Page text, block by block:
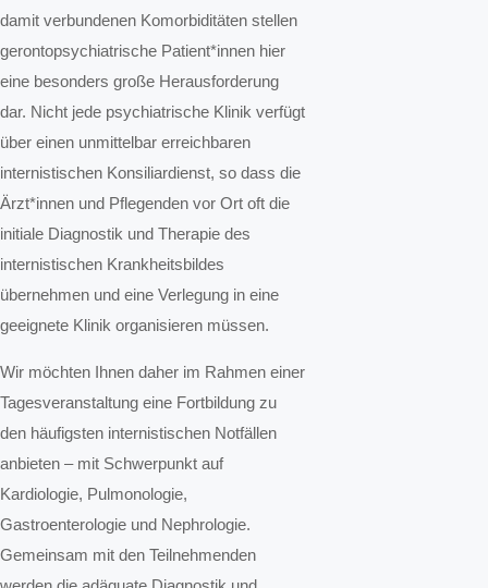
damit verbundenen Komorbiditäten stellen
gerontopsychiatrische Patient*innen hier
eine besonders große Herausforderung
dar. Nicht jede psychiatrische Klinik verfügt
über einen unmittelbar erreichbaren
internistischen Konsiliardienst, so dass die
Ärzt*innen und Pflegenden vor Ort oft die
initiale Diagnostik und Therapie des
internistischen Krankheitsbildes
übernehmen und eine Verlegung in eine
geeignete Klinik organisieren müssen.
Wir möchten Ihnen daher im Rahmen einer
Tagesveranstaltung eine Fortbildung zu
den häufigsten internistischen Notfällen
anbieten – mit Schwerpunkt auf
Kardiologie, Pulmonologie,
Gastroenterologie und Nephrologie.
Gemeinsam mit den Teilnehmenden